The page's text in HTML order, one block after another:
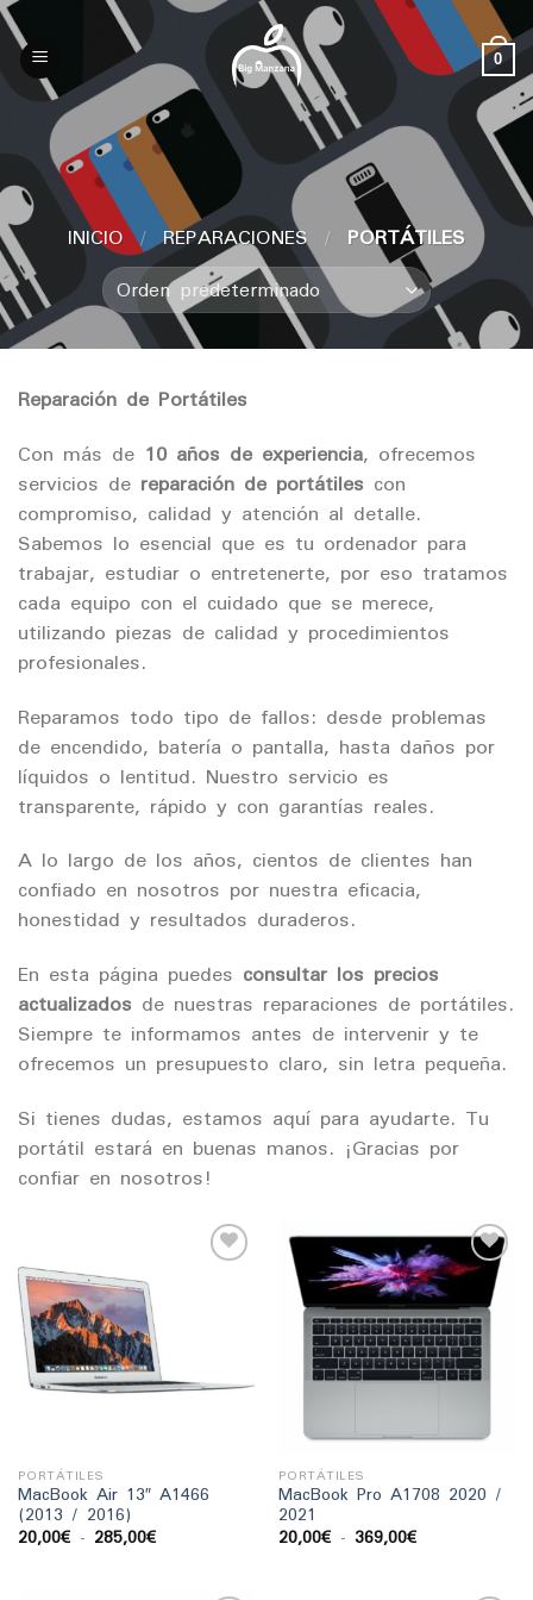
Skip
to
content 0
INICIO / REPARACIONES / PORTÁTILES
Reparación de Portátiles
Con más de 10 años de experiencia, ofrecemos
servicios de reparación de portátiles con
compromiso, calidad y atención al detalle.
Sabemos lo esencial que es tu ordenador para
trabajar, estudiar o entretenerte, por eso tratamos
cada equipo con el cuidado que se merece,
utilizando piezas de calidad y procedimientos
profesionales.
Reparamos todo tipo de fallos: desde problemas
de encendido, batería o pantalla, hasta daños por
líquidos o lentitud. Nuestro servicio es
transparente, rápido y con garantías reales.
A lo largo de los años, cientos de clientes han
confiado en nosotros por nuestra eficacia,
honestidad y resultados duraderos.
En esta página puedes consultar los precios
actualizados de nuestras reparaciones de portátiles.
Siempre te informamos antes de intervenir y te
ofrecemos un presupuesto claro, sin letra pequeña.
Si tienes dudas, estamos aquí para ayudarte. Tu
portátil estará en buenas manos. ¡Gracias por
confiar en nosotros!
deseos
PORTÁTILES
MacBook Air 13″ A1466
(2013 / 2016)
20,00€ - 285,00€Rango
de
Añadir
a la
lista
de
deseos
PORTÁTILES
MacBook Pro A1708 2020 /
2021
20,00€ - 369,00€Rango
de